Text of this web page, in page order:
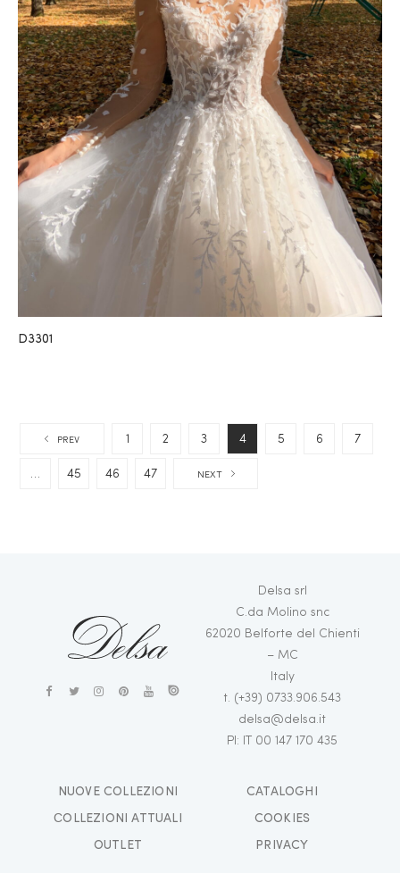
D3301
PREV 1 2 3 4 5 6 7
… 45 46 47 NEXT
Delsa srl
C.da Molino snc
62020 Belforte del Chienti
– MC
Italy
t. (+39) 0733.906.543
delsa@delsa.it
PI: IT 00 147 170 435
NUOVE COLLEZIONI
СOLLEZIONI ATTUALI
OUTLET
CATALOGHI
COOKIES
PRIVACY